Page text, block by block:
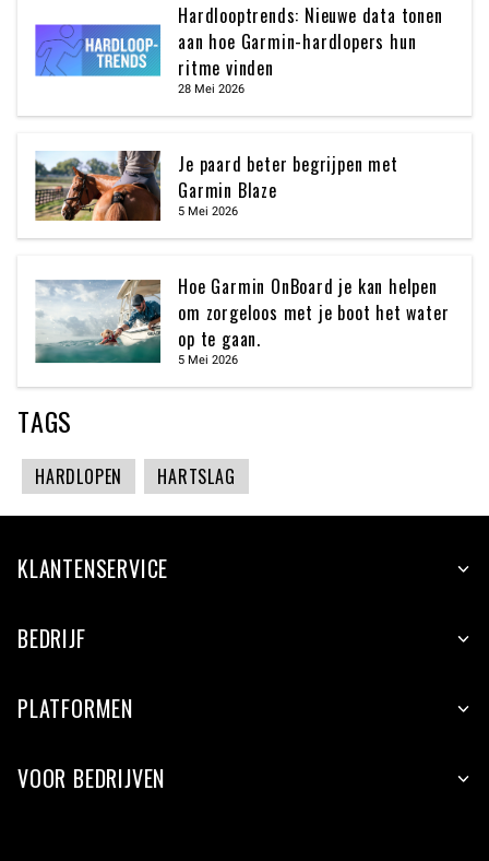
Hardlooptrends: Nieuwe data tonen
aan hoe Garmin-hardlopers hun
ritme vinden
28 Mei 2026
Je paard beter begrijpen met
Garmin Blaze
5 Mei 2026
Hoe Garmin OnBoard je kan helpen
om zorgeloos met je boot het water
op te gaan.
5 Mei 2026
TAGS
HARDLOPEN HARTSLAG
KLANTENSERVICE
BEDRIJF
PLATFORMEN
VOOR BEDRIJVEN